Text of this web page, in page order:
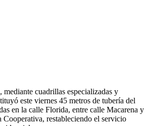
cuadrillas especializadas y
este viernes 45 metros de tubería del
en la calle Florida, entre calle Macarena y
restableciendo el servicio